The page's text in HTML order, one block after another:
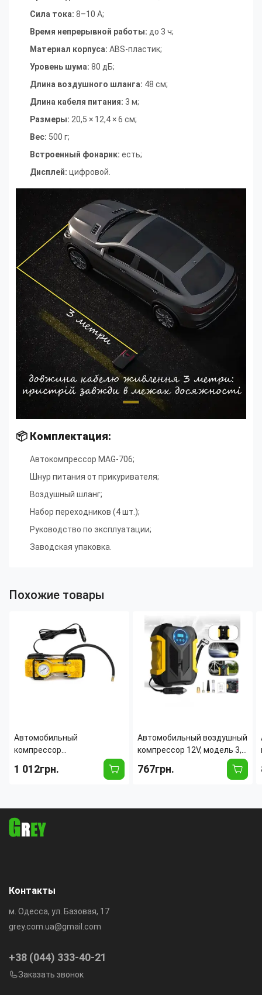
Сила тока: 8–10 А;
Время непрерывной работы: до 3 ч;
Материал корпуса: ABS-пластик;
Уровень шума: 80 дБ;
Длина воздушного шланга: 48 см;
Длина кабеля питания: 3 м;
Размеры: 20,5 × 12,4 × 6 см;
Вес: 500 г;
Встроенный фонарик: есть;
Дисплей: цифровой.
📦 Комплектация:
Автокомпрессор MAG-706;
Шнур питания от прикуривателя;
Воздушный шланг;
Набор переходников (4 шт.);
Руководство по эксплуатации;
Заводская упаковка.
Похожие товары
Автомобильный
компрессор
YELLOW 2в1 в кейсе, 72 л/
инструментов
1 012грн.
Автомобильный воздушный
компрессор 12V, модель 3,
манометр,
767грн.
Контакты
м. Одесса, ул. Базовая, 17
grey.com.ua@gmail.com
+38 (044) 333-40-21
Заказать звонок